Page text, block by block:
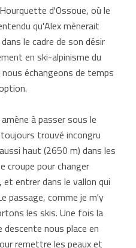
d'Ossoue, où le
qu'Alex mènerait
le cadre de son désir
en ski-alpinisme du
échangeons de temps
à passer sous le
trouvé incongru
haut (2650 m) dans les
croupe pour changer
entrer dans le vallon qui
passage, comme je m'y
les skis. Une fois la
nous place en
remettre les peaux et